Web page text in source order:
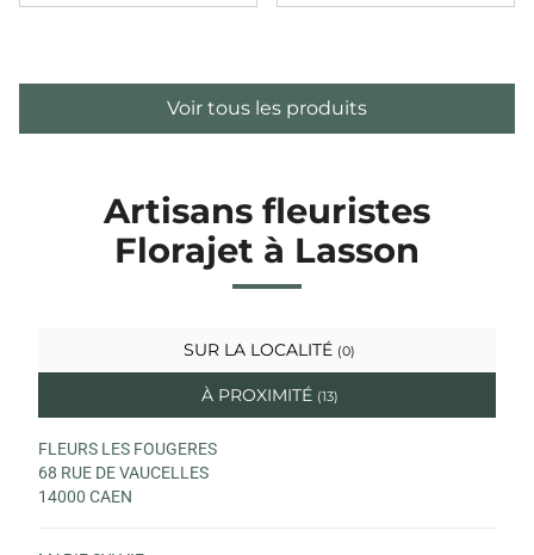
Voir tous les produits
Artisans fleuristes
Florajet à Lasson
SUR LA LOCALITÉ (0)
À PROXIMITÉ (13)
FLEURS LES FOUGERES
68 RUE DE VAUCELLES
14000 CAEN